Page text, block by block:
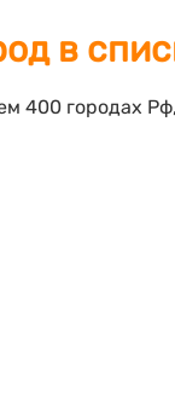
в
400 городах